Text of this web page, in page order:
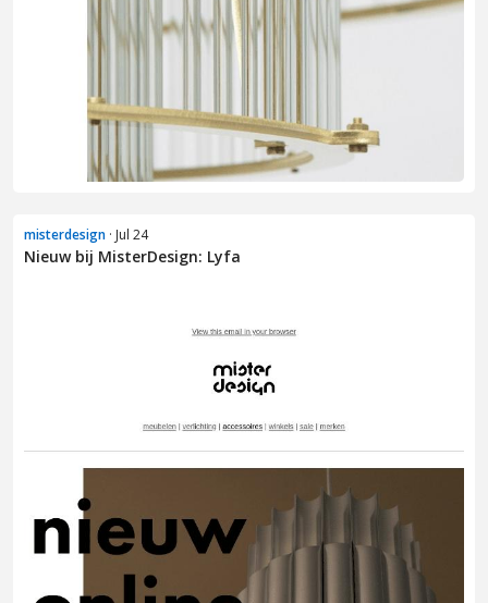
misterdesign · Jul 24
Nieuw bij MisterDesign: Lyfa